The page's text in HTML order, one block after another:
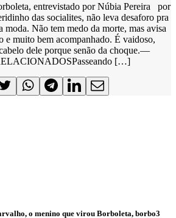
entrevistado por Núbia Pereira por
das socialites, não leva desaforo pra
moda. Não tem medo da morte, mas avisa
e muito bem acompanhado. É vaidoso,
dele porque senão da choque.—
[…]